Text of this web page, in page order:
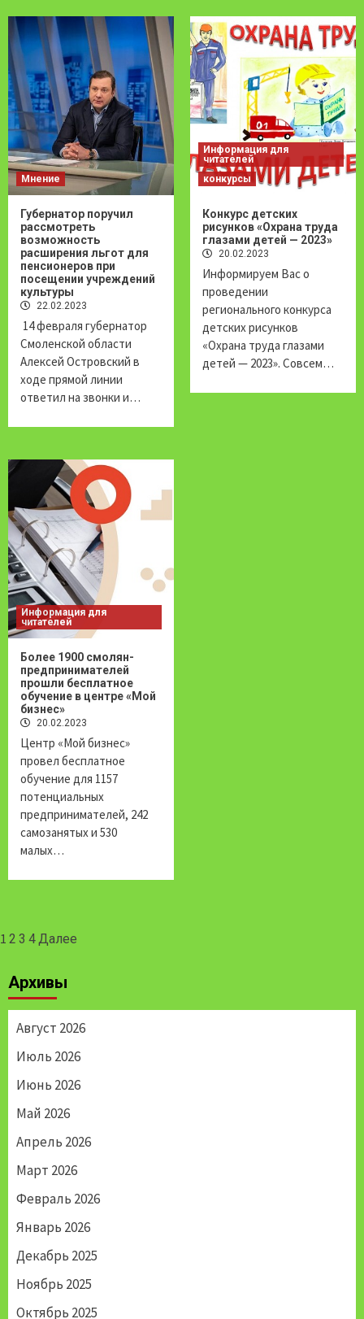
Мнение
Губернатор поручил
рассмотреть
возможность
расширения льгот для
пенсионеров при
посещении учреждений
культуры
22.02.2023
14 февраля губернатор
Смоленской области
Алексей Островский в
ходе прямой линии
ответил на звонки и…
Информация для
читателей
конкурсы
Конкурс детских
рисунков «Охрана труда
глазами детей — 2023»
20.02.2023
Информируем Вас о
проведении
регионального конкурса
детских рисунков
«Охрана труда глазами
детей — 2023». Совсем…
Информация для
читателей
Более 1900 смолян-
предпринимателей
прошли бесплатное
обучение в центре «Мой
бизнес»
20.02.2023
Центр «Мой бизнес»
провел бесплатное
обучение для 1157
потенциальных
предпринимателей, 242
самозанятых и 530
малых…
Навигация
записям
1 2 3 4 Далее
Архивы
Август 2026
Июль 2026
Июнь 2026
Май 2026
Апрель 2026
Март 2026
Февраль 2026
Январь 2026
Декабрь 2025
Ноябрь 2025
Октябрь 2025